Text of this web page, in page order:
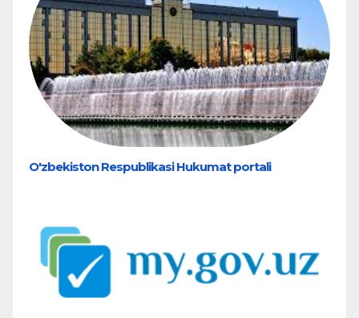
O'zbekiston Respublikasi Hukumat portali